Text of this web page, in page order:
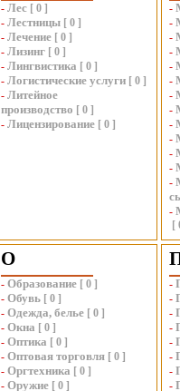
- Лес [ 0 ]
- Лестницы [ 0 ]
- Лечение [ 0 ]
- Лизинг [ 0 ]
- Лингвистика [ 0 ]
- Логистические услуги [ 0 ]
- Литейное
производство [ 0 ]
- Лицензирование [ 0 ]
-
-
-
-
-
-
-
-
-
-
-
-
-
-
[
О
- Образование [ 0 ]
- Обувь [ 0 ]
- Одежда, белье [ 0 ]
- Окна [ 0 ]
- Оптика [ 0 ]
- Оптовая торговля [ 0 ]
- Оргтехника [ 0 ]
- Оружие [ 0 ]
-
-
-
-
-
-
-
-